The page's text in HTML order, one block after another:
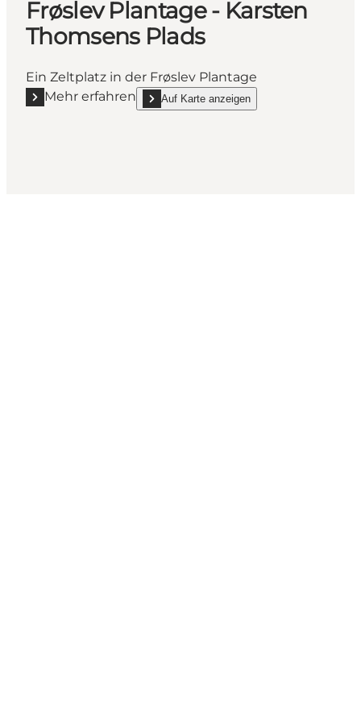
Frøslev Plantage - Karsten
Thomsens Plads
Ein Zeltplatz in der Frøslev Plantage
Mehr erfahren
Mehr erfahren "Frøslev Plantage - Karsten
Auf Karte anzeigen
show Frøslev Plantage - Karsten Thomsens